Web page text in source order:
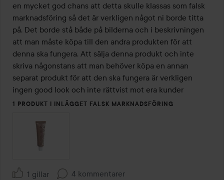
en mycket god chans att detta skulle klassas som falsk
marknadsföring så det är verkligen något ni borde titta
på. Det borde stå både på bilderna och i beskrivningen
att man måste köpa till den andra produkten för att
denna ska fungera. Att sälja denna produkt och inte
skriva någonstans att man behöver köpa en annan
separat produkt för att den ska fungera är verkligen
ingen good look och inte rättvist mot era kunder
1 PRODUKT I INLÄGGET FALSK MARKNADSFÖRING
1 gillar 4 kommentarer